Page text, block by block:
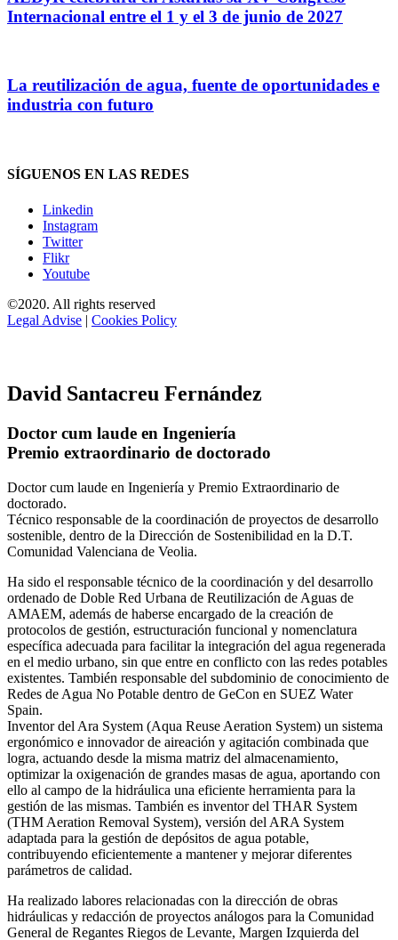
Internacional entre el 1 y el 3 de junio de 2027
La reutilización de agua, fuente de oportunidades e
industria con futuro
SÍGUENOS EN LAS REDES
Linkedin
Instagram
Twitter
Flikr
Youtube
©2020. All rights reserved
Legal Advise | Cookies Policy
David Santacreu Fernández
Doctor cum laude en Ingeniería
Premio extraordinario de doctorado
Doctor cum laude en Ingeniería y Premio Extraordinario de
doctorado.
Técnico responsable de la coordinación de proyectos de desarrollo
sostenible, dentro de la Dirección de Sostenibilidad en la D.T.
Comunidad Valenciana de Veolia.
Ha sido el responsable técnico de la coordinación y del desarrollo
ordenado de Doble Red Urbana de Reutilización de Aguas de
AMAEM, además de haberse encargado de la creación de
protocolos de gestión, estructuración funcional y nomenclatura
específica adecuada para facilitar la integración del agua regenerada
en el medio urbano, sin que entre en conflicto con las redes potables
existentes. También responsable del subdominio de conocimiento de
Redes de Agua No Potable dentro de GeCon en SUEZ Water
Spain.
Inventor del Ara System (Aqua Reuse Aeration System) un sistema
ergonómico e innovador de aireación y agitación combinada que
logra, actuando desde la misma matriz del almacenamiento,
optimizar la oxigenación de grandes masas de agua, aportando con
ello al campo de la hidráulica una eficiente herramienta para la
gestión de las mismas. También es inventor del THAR System
(THM Aeration Removal System), versión del ARA System
adaptada para la gestión de depósitos de agua potable,
contribuyendo eficientemente a mantener y mejorar diferentes
parámetros de calidad.
Ha realizado labores relacionadas con la dirección de obras
hidráulicas y redacción de proyectos análogos para la Comunidad
General de Regantes Riegos de Levante, Margen Izquierda del